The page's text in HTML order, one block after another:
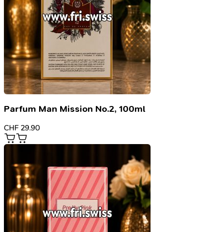
Parfum Man Mission No.2, 100ml
CHF 29.90